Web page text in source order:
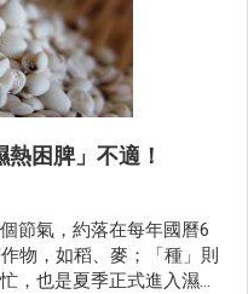
困脾」不適！
節氣，約落在每年國曆6
物，如稻、麥；「種」則
，也是夏季正式進入濕熱